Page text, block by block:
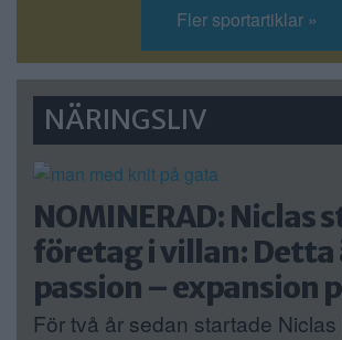
Fler sportartiklar »
NÄRINGSLIV
NOMINERAD: Niclas
företag i villan: Detta
passion – expansion
För två år sedan startade